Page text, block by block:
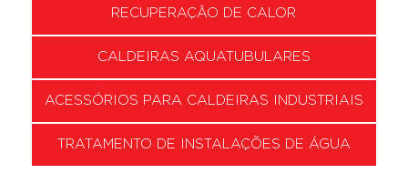
RECUPERAÇÃO DE CALOR
CALDEIRAS AQUATUBULARES
ACESSÓRIOS PARA CALDEIRAS INDUSTRIAIS
TRATAMENTO DE INSTALAÇÕES DE ÁGUA